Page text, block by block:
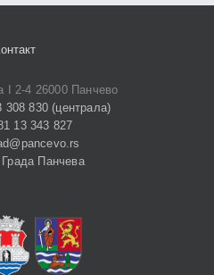
I 2-4 26000 Панчево
308 830 (централа)
13 343 827
Града Панчева